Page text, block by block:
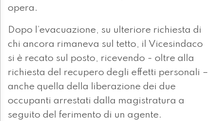
opera.
Dopo l’evacuazione, su ulteriore richiesta di
chi ancora rimaneva sul tetto, il Vicesindaco
si è recato sul posto, ricevendo - oltre alla
richiesta del recupero degli effetti personali –
anche quella della liberazione dei due
occupanti arrestati dalla magistratura a
seguito del ferimento di un agente.